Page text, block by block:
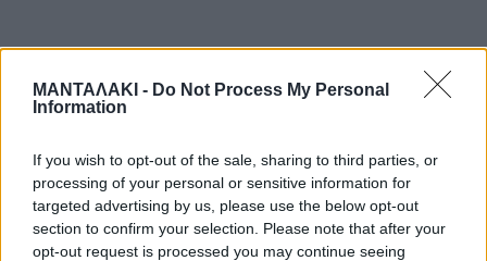
ΜΑΝΤΑΛΑΚΙ - Do Not Process My Personal
Information
If you wish to opt-out of the sale, sharing to third parties, or
processing of your personal or sensitive information for
targeted advertising by us, please use the below opt-out
section to confirm your selection. Please note that after your
opt-out request is processed you may continue seeing
Ο εμπειρότερος, σύμφωνα με τον ίδιο,
δεν ήταν στη θέση του, χωρίς την
άδειά του, κι έτσι ο 59χρονος έμεινε
μόνος του.